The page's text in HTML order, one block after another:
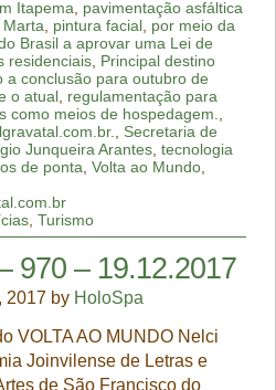
Itapema
pavimentação asfáltica
pintura facial, por meio da
Brasil a aprovar uma Lei de
residenciais, Principal destino
a conclusão para outubro de
o atual, regulamentação para
como meios de hospedagem.
Secretaria de
Junqueira Arantes, tecnologia
de ponta Volta ao Mundo,
, Turismo
970 – 19.12.2017
2017 by HoloSpa
VOLTA AO MUNDO Nelci
Joinvilense de Letras e
de São Francisco do